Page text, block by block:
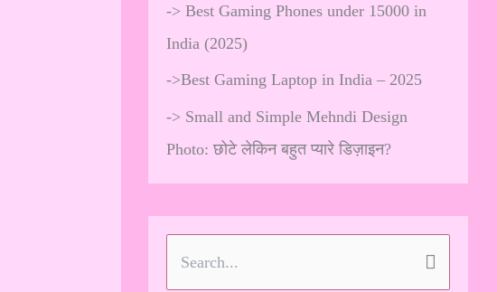
-> Best Gaming Phones under 15000 in
India (2025)
->Best Gaming Laptop in India – 2025
-> Small and Simple Mehndi Design
Photo: छोटे लेकिन बहुत प्यारे डिज़ाइन?